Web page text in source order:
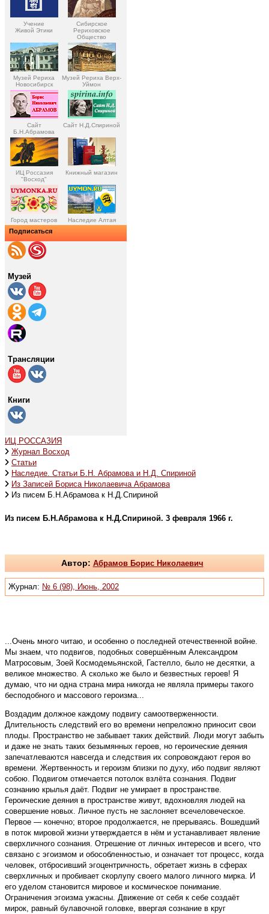
Учение
Живой Этики
Сибирское
Рериховское
Общество
Музей Рериха
Новосибирск
Музей Рериха Верх-
Уймон
Сайт
Б.Н.Абрамова
Сайт Н.Д.Спириной
ИЦ Россазия
"Восход"
Книжный магазин
Город мастеров Наследие Алтая
Подписаться
Музей
Трансляции
Книги
ИЦ РОССАЗИЯ
Журнал Восход
Статьи
Наследие. Статьи Б.Н. Абрамова и Н.Д. Спириной
Из Записей Бориса Николаевича Абрамова
Из писем Б.Н.Абрамова к Н.Д.Спириной
Из писем Б.Н.Абрамова к Н.Д.Спириной. 3 февраля 1966 г.
Автор: Абрамов Борис Николаевич
Журнал: № 6 (98), Июнь, 2002
...Очень много читаю, и особенно о последней отечественной войне.
Мы знаем, что подвигов, подобных совершённым Александром
Матросовым, Зоей Космодемьянской, Гастелло, было не десятки, а
великое множество. А сколько же было и безвестных героев! Я
думаю, что ни одна страна мира никогда не являла примеры такого
бесподобного и массового героизма...
Воздадим должное каждому подвигу самоотверженности.
Длительность следствий его во времени непреложно приносит свои
плоды. Пространство не забывает таких действий. Люди могут забыть
и даже не знать таких безымянных героев, но героические деяния
запечатлеваются навсегда и следствия их сопровождают героя во
времени. Жертвенность и героизм близки по духу, ибо подвиг являют
собою. Подвигом отмечается потолок взлёта сознания. Подвиг
сознанию крылья даёт. Подвиг не умирает в пространстве.
Героические деяния в пространстве живут, вдохновляя лю­дей на
совершение новых. Личное пусть не заслоняет всечеловеческое.
Первое — конечно; второе продолжается, не прерываясь. Вошедший
в поток мировой жизни утверждается в нём и устанавливает явление
сверхличного сознания. Отрешение от личных интересов и всего, что
связано с эгоизмом и обособленностью, и означает тот процесс, когда
человек, отбросивший эгоцентричность, обретает жизнь в сферах
сверхличных и пробивает скорлупу своего малого личного мирка. И
его уделом становится мировое и космическое понимание.
Ограничения эгоизма ужасны. Движение от себя к себе создаёт
мирок, равный булавочной головке, ввергая сознание в круг